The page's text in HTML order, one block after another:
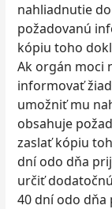
nahliadnutie
požadovanú
kópiu toho
Ak orgán moci
informovať
umožniť mu
obsahuje
zaslať kópiu
dní odo dňa
určiť
40 dní odo dňa